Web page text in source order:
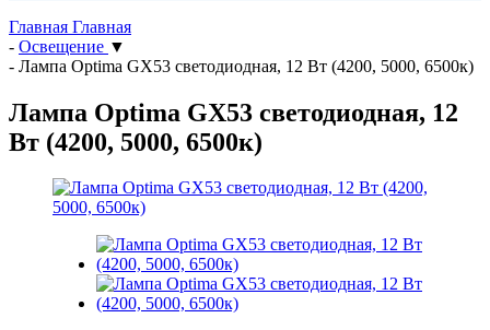
Главная Главная
- Освещение ▼
- Лампа Optima GX53 светодиодная, 12 Вт (4200, 5000, 6500к)
Лампа Optima GX53 светодиодная, 12
Вт (4200, 5000, 6500к)